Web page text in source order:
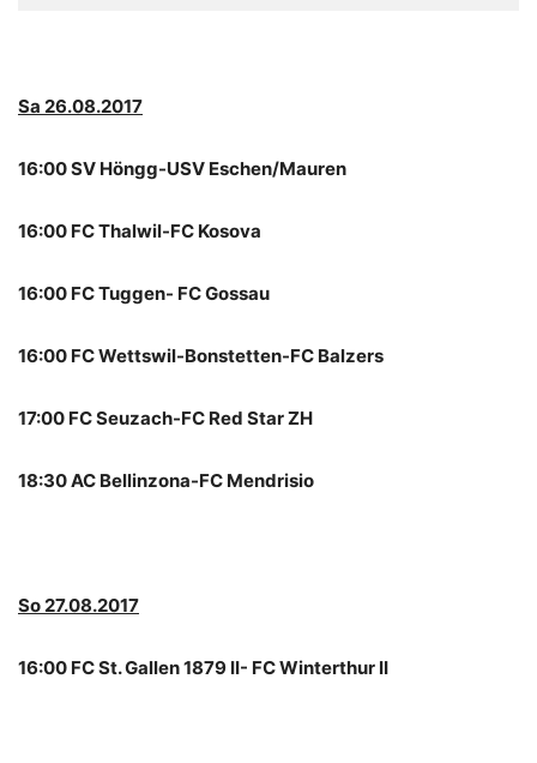
Sa 26.08.2017
16:00 SV Höngg-USV Eschen/Mauren
16:00 FC Thalwil-FC Kosova
16:00 FC Tuggen- FC Gossau
16:00 FC Wettswil-Bonstetten-FC Balzers
17:00 FC Seuzach-FC Red Star ZH
18:30 AC Bellinzona-FC Mendrisio
So 27.08.2017
16:00 FC St. Gallen 1879 II- FC Winterthur II